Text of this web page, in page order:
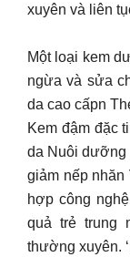
xuyên và liên
Một loại kem
ngừa và sửa
da cao cấpn
Kem đậm đặc
da Nuôi dưỡng
giảm nếp
hợp công
quả trẻ trung
thường xuyên.